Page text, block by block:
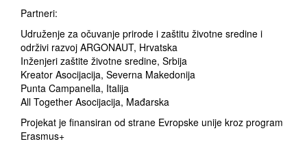
Partneri:
Udruženje za očuvanje prirode i zaštitu životne sredine i
održivi razvoj ARGONAUT, Hrvatska
Inženjeri zaštite životne sredine, Srbija
Kreator Asocijacija, Severna Makedonija
Punta Campanella, Italija
All Together Asocijacija, Mađarska
Projekat je finansiran od strane Evropske unije kroz program
Erasmus+